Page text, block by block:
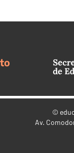
©
Av.